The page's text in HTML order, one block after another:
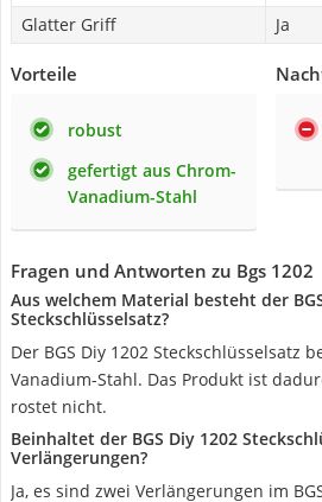
Glatter Griff
Ja
Vorteile
robust
gefertigt aus Chrom-
Vanadium-Stahl
Fragen und Antworten zu Bgs 1202
Aus welchem Material besteht der
Steckschlüsselsatz?
Der BGS Diy 1202 Steckschlüsselsatz
Vanadium-Stahl. Das Produkt ist
rostet nicht.
Beinhaltet der BGS Diy 1202
Verlängerungen?
Ja, es sind zwei Verlängerungen im